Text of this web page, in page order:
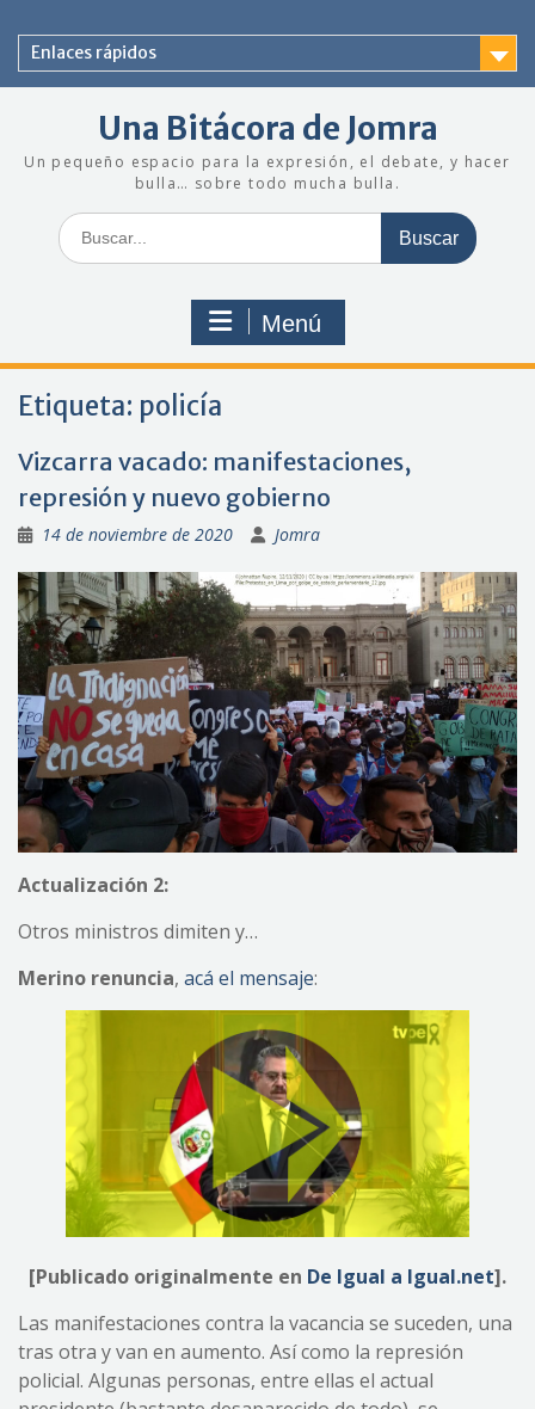
contenido
Enlaces rápidos
Una Bitácora de Jomra
Un pequeño espacio para la expresión, el debate, y hacer
bulla… sobre todo mucha bulla.
Buscar:
Menú
Etiqueta: policía
Vizcarra vacado: manifestaciones,
represión y nuevo gobierno
14 de noviembre de 2020 Jomra
Actualización 2:
Otros ministros dimiten y…
Merino renuncia, acá el mensaje:
[Publicado originalmente en De Igual a Igual.net].
Las manifestaciones contra la vacancia se suceden, una
tras otra y van en aumento. Así como la represión
policial. Algunas personas, entre ellas el actual